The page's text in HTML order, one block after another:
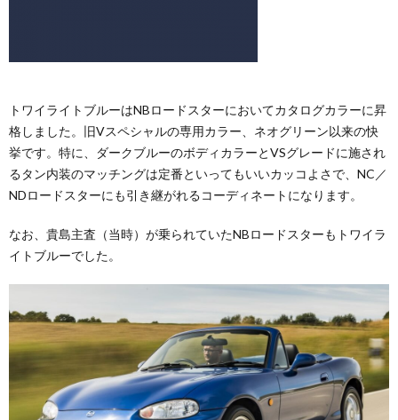
トワイライトブルーはNBロードスターにおいてカタログカラーに昇
格しました。旧Vスペシャルの専用カラー、ネオグリーン以来の快
挙です。特に、ダークブルーのボディカラーとVSグレードに施され
るタン内装のマッチングは定番といってもいいカッコよさで、NC／
NDロードスターにも引き継がれるコーディネートになります。
なお、貴島主査（当時）が乗られていたNBロードスターもトワイラ
イトブルーでした。